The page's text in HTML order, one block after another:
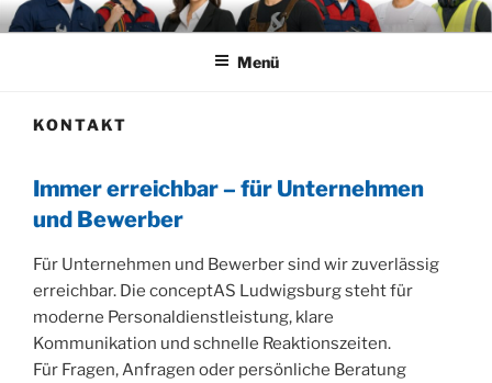
Zum
InhaltCONCEPTAS GMBH
LUDWIGSBURG
Über 20 Jahre Kompetenz in Sachen Personalüberlassung und
Menü
KONTAKT
Immer erreichbar – für Unternehmen
und Bewerber
Für Unternehmen und Bewerber sind wir zuverlässig
erreichbar. Die conceptAS Ludwigsburg steht für
moderne Personaldienstleistung, klare
Kommunikation und schnelle Reaktionszeiten.
Für Fragen, Anfragen oder persönliche Beratung